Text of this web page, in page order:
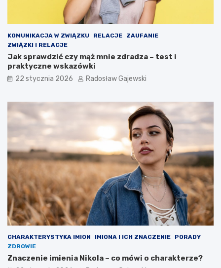
KOMUNIKACJA W ZWIĄZKU RELACJE
ZAUFANIE
ZWIĄZKI I RELACJE
Jak sprawdzić czy mąż mnie zdradza – test i
praktyczne wskazówki
22 stycznia 2026 Radosław Gajewski
CHARAKTERYSTYKA IMION IMIONA I ICH ZNACZENIE
PORADY
ZDROWIE
Znaczenie imienia Nikola – co mówi o charakterze?